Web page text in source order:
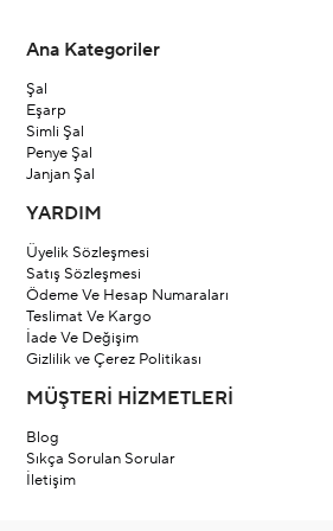
Ana Kategoriler
Şal
Eşarp
Simli Şal
Penye Şal
Janjan Şal
YARDIM
Üyelik Sözleşmesi
Satış Sözleşmesi
Ödeme Ve Hesap Numaraları
Teslimat Ve Kargo
İade Ve Değişim
Gizlilik ve Çerez Politikası
MÜŞTERİ HİZMETLERİ
Blog
Sıkça Sorulan Sorular
İletişim